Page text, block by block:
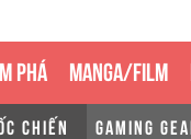
PHÁ MANGA/FILM
CHIẾN GAMING